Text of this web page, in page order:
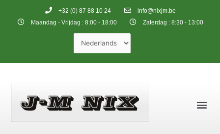
+32 (0) 87 88 10 24
info@nixjm.be
Maandag - Vrijdag : 8:00 - 18:00
Zaterdag : 8:30 - 13:00